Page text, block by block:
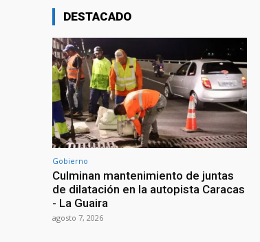
DESTACADO
Gobierno
Culminan mantenimiento de juntas
de dilatación en la autopista Caracas
- La Guaira
agosto 7, 2026